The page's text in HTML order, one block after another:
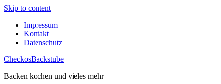
Skip to content
Impressum
Kontakt
Datenschutz
CheckosBackstube
Backen kochen und vieles mehr